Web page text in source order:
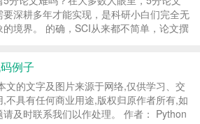
要深耕多年才能实现，是科研小白们完全无
的境界。 的确，SCI从来都不简单，论文撰
如果你掌握一些科研的技巧套路，实现人
超车，...
例子
文的文字及图片来源于网络,仅供学习、交
,不具有任何商业用途,版权归原作者所有,如
请及时联系我们以作处理。 作者： Python